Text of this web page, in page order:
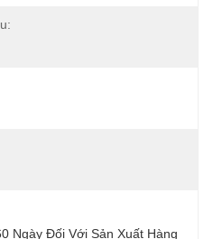
Ngày Đối Với Sản Xuất Hàng